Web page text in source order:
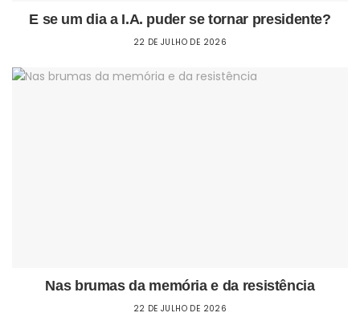
E se um dia a I.A. puder se tornar presidente?
22 DE JULHO DE 2026
Nas brumas da memória e da resistência
22 DE JULHO DE 2026